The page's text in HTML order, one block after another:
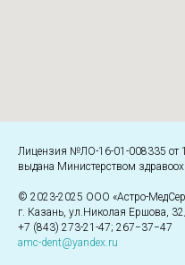
Лицензия №ЛО-16-01-008335 от
выдана Министерством
© 2023-2025 ООО «Астро-
г. Казань, ул.Николая Ершова,
+7 (843) 273-21-47; 267−37−47
amc-dent@yandex.ru